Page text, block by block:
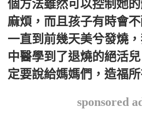
個方法雖然可以控制她
麻煩，而且孩子有時會不
一直到前幾天美兮發燒
中醫學到了退燒的絕活
定要說給媽媽們，造福所
sponsored